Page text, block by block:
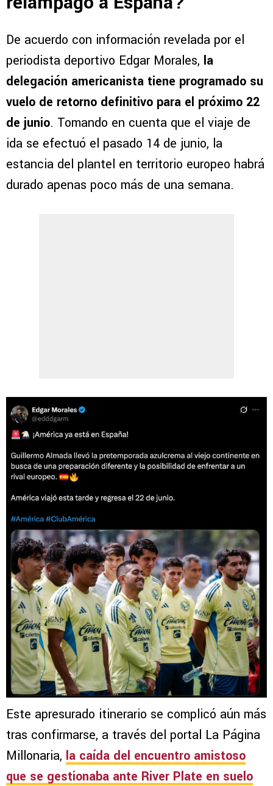
De acuerdo con información revelada por el
periodista deportivo Edgar Morales, la
delegación americanista tiene programado su
vuelo de retorno definitivo para el próximo 22
de junio. Tomando en cuenta que el viaje de
ida se efectuó el pasado 14 de junio, la
estancia del plantel en territorio europeo habrá
durado apenas poco más de una semana.
Este apresurado itinerario se complicó aún más
tras confirmarse, a través del portal La Página
Millonaria, la caída del encuentro amistoso
que se gestionaba ante River Plate en suelo